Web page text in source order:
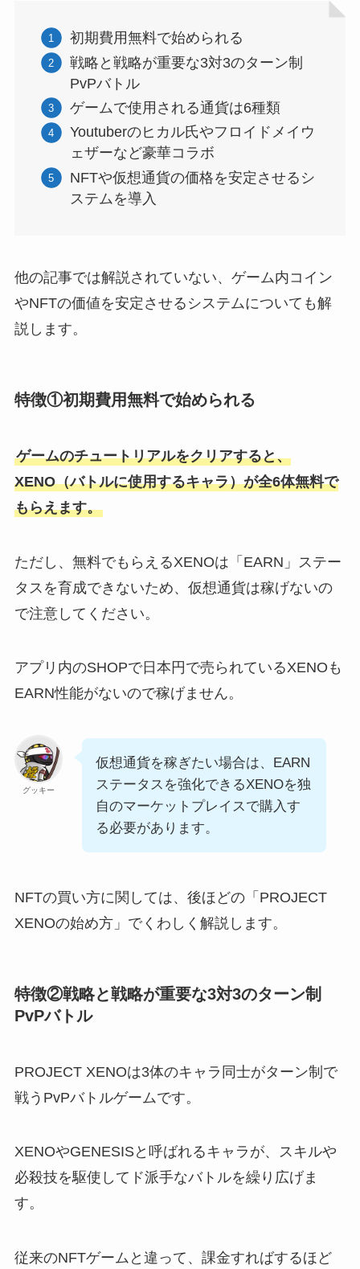
初期費用無料で始められる
戦略と戦略が重要な3対3のターン制
PvPバトル
ゲームで使用される通貨は6種類
Youtuberのヒカル氏やフロイドメイウ
ェザーなど豪華コラボ
NFTや仮想通貨の価格を安定させるシ
ステムを導入
他の記事では解説されていない、ゲーム内コイン
やNFTの価値を安定させるシステムについても解
説します。
特徴①初期費用無料で始められる
ゲームのチュートリアルをクリアすると、
XENO（バトルに使用するキャラ）が全6体無料で
もらえます。
ただし、無料でもらえるXENOは「EARN」ステー
タスを育成できないため、仮想通貨は稼げないの
で注意してください。
アプリ内のSHOPで日本円で売られているXENOも
EARN性能がないので稼げません。
グッキー
仮想通貨を稼ぎたい場合は、EARN
ステータスを強化できるXENOを独
自のマーケットプレイスで購入す
る必要があります。
NFTの買い方に関しては、後ほどの「PROJECT
XENOの始め方」でくわしく解説します。
特徴②戦略と戦略が重要な3対3のターン制
PvPバトル
PROJECT XENOは3体のキャラ同士がターン制で
戦うPvPバトルゲームです。
XENOやGENESISと呼ばれるキャラが、スキルや
必殺技を駆使してド派手なバトルを繰り広げま
す。
従来のNFTゲームと違って、課金すればするほど